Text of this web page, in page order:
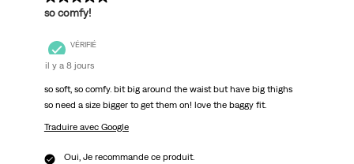
so comfy!
VÉRIFIÉ
il y a 8 jours
so soft, so comfy. bit big around the waist but have big thighs
so need a size bigger to get them on! love the baggy fit.
Traduire avec Google
Oui, Je recommande ce produit.